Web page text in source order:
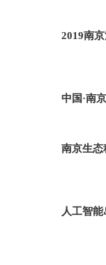
2019南
中国·南
南京生态
人工智能